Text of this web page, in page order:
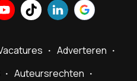
Adverteren
Auteursrechten